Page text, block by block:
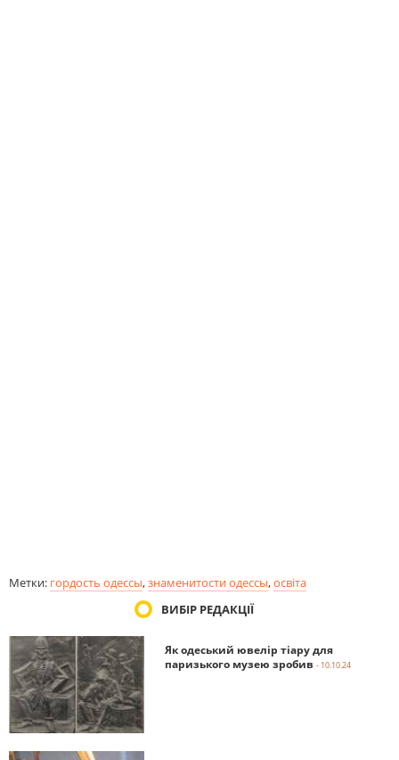
Метки: гордость одессы,знаменитости одессы,освіта
ВИБІР РЕДАКЦІЇ
Як одеський ювелір тіару для
паризького музею зробив - 10.10.24